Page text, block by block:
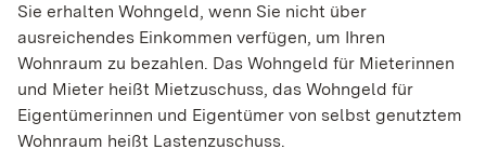
Sie erhalten Wohngeld, wenn Sie nicht über
ausreichendes Einkommen verfügen, um Ihren
Wohnraum zu bezahlen. Das Wohngeld für Mieterinnen
und Mieter heißt Mietzuschuss, das Wohngeld für
Eigentümerinnen und Eigentümer von selbst genutztem
Wohnraum heißt Lastenzuschuss.